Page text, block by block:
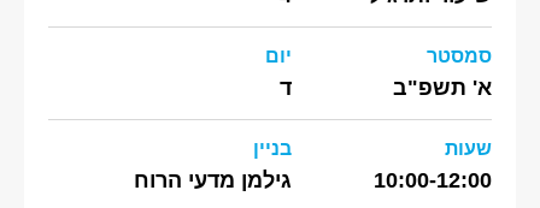
סמסטר
א' תשפ"ב
יום
ד
שעות
10:00-12:00
בניין
גילמן מדעי הרוח